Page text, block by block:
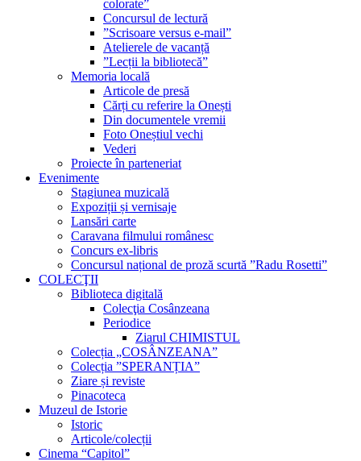
colorate”
Concursul de lectură
”Scrisoare versus e-mail”
Atelierele de vacanță
”Lecții la bibliotecă”
Memoria locală
Articole de presă
Cărți cu referire la Onești
Din documentele vremii
Foto Oneștiul vechi
Vederi
Proiecte în parteneriat
Evenimente
Stagiunea muzicală
Expoziții și vernisaje
Lansări carte
Caravana filmului românesc
Concurs ex-libris
Concursul național de proză scurtă ”Radu Rosetti”
COLECŢII
Biblioteca digitală
Colecţia Cosânzeana
Periodice
Ziarul CHIMISTUL
Colecția „COSÂNZEANA”
Colecția ”SPERANȚIA”
Ziare și reviste
Pinacoteca
Muzeul de Istorie
Istoric
Articole/colecții
Cinema “Capitol”